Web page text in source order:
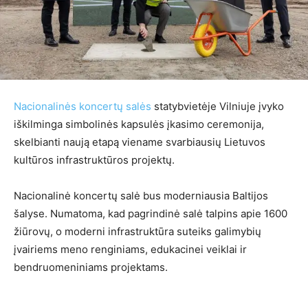
Nacionalinės koncertų salės statybvietėje Vilniuje įvyko
iškilminga simbolinės kapsulės įkasimo ceremonija,
skelbianti naują etapą viename svarbiausių Lietuvos
kultūros infrastruktūros projektų.
Nacionalinė koncertų salė bus moderniausia Baltijos
šalyse. Numatoma, kad pagrindinė salė talpins apie 1600
žiūrovų, o moderni infrastruktūra suteiks galimybių
įvairiems meno renginiams, edukacinei veiklai ir
bendruomeniniams projektams.